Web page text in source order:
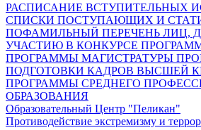
РАСПИСАНИЕ ВСТУПИТЕЛЬНЫХ
СПИСКИ ПОСТУПАЮЩИХ И
ПОФАМИЛЬНЫЙ ПЕРЕЧЕНЬ ЛИЦ,
УЧАСТИЮ В КОНКУРСЕ
ПРОГРАММЫ МАГИСТРАТУРЫ
ПОДГОТОВКИ КАДРОВ ВЫСШЕЙ
ПРОГРАММЫ СРЕДНЕГО
ОБРАЗОВАНИЯ
Образовательный Центр "Пеликан"
Противодействие экстремизму и